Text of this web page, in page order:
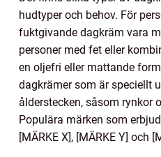
hudtyper och behov. För
fuktgivande dagkräm vara
personer med fet eller
en oljefri eller mattande
dagkrämer som är speciellt
ålderstecken, såsom rynkor
Populära märken som
[MÄRKE X], [MÄRKE Y] och